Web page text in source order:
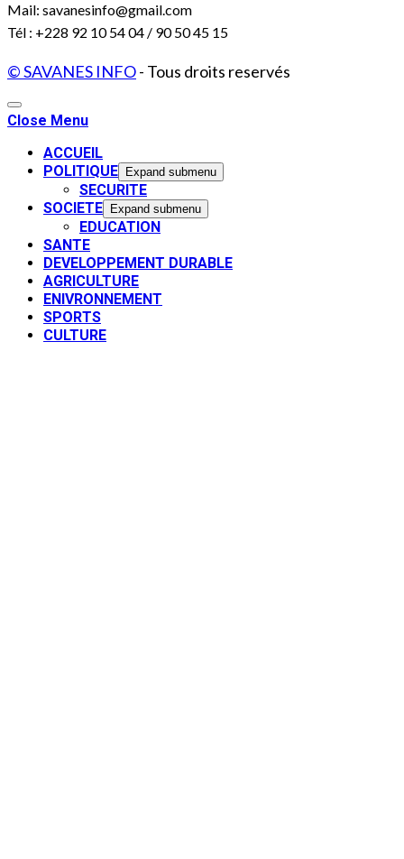
Mail: savanesinfo@gmail.com
Tél : +228 92 10 54 04 / 90 50 45 15
© SAVANES INFO- Tous droits reservés
Close Menu
ACCUEIL
POLITIQUE
Expand submenu
SECURITE
SOCIETE
Expand submenu
EDUCATION
SANTE
DEVELOPPEMENT DURABLE
AGRICULTURE
ENIVRONNEMENT
SPORTS
CULTURE